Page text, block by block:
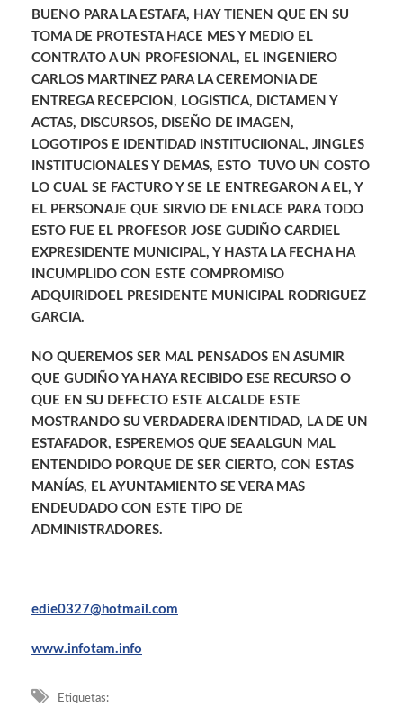
BUENO PARA LA ESTAFA, HAY TIENEN QUE EN SU
TOMA DE PROTESTA HACE MES Y MEDIO EL
CONTRATO A UN PROFESIONAL, EL INGENIERO
CARLOS MARTINEZ PARA LA CEREMONIA DE
ENTREGA RECEPCION, LOGISTICA, DICTAMEN Y
ACTAS, DISCURSOS, DISEÑO DE IMAGEN,
LOGOTIPOS E IDENTIDAD INSTITUCIIONAL, JINGLES
INSTITUCIONALES Y DEMAS, ESTO TUVO UN COSTO
LO CUAL SE FACTURO Y SE LE ENTREGARON A EL, Y
EL PERSONAJE QUE SIRVIO DE ENLACE PARA TODO
ESTO FUE EL PROFESOR JOSE GUDIÑO CARDIEL
EXPRESIDENTE MUNICIPAL, Y HASTA LA FECHA HA
INCUMPLIDO CON ESTE COMPROMISO
ADQUIRIDOEL PRESIDENTE MUNICIPAL RODRIGUEZ
GARCIA.
NO QUEREMOS SER MAL PENSADOS EN ASUMIR
QUE GUDIÑO YA HAYA RECIBIDO ESE RECURSO O
QUE EN SU DEFECTO ESTE ALCALDE ESTE
MOSTRANDO SU VERDADERA IDENTIDAD, LA DE UN
ESTAFADOR, ESPEREMOS QUE SEA ALGUN MAL
ENTENDIDO PORQUE DE SER CIERTO, CON ESTAS
MANÍAS, EL AYUNTAMIENTO SE VERA MAS
ENDEUDADO CON ESTE TIPO DE
ADMINISTRADORES.
edie0327@hotmail.com
www.infotam.info
Etiquetas: